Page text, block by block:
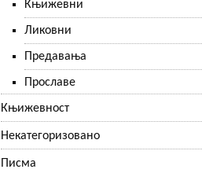
Књижевни
Ликовни
Предавања
Прославе
Књижевност
Некатегоризовано
Писма